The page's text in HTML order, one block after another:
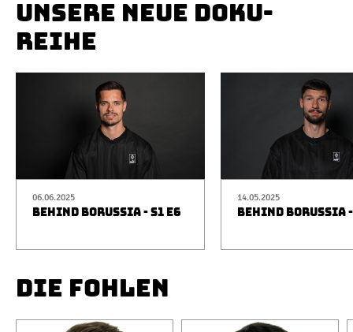
UNSERE NEUE DOKU-
REIHE
06.06.2025
BEHIND BORUSSIA - S1 E6
14.05.2025
BEHIND BORUSSIA
DIE FOHLEN